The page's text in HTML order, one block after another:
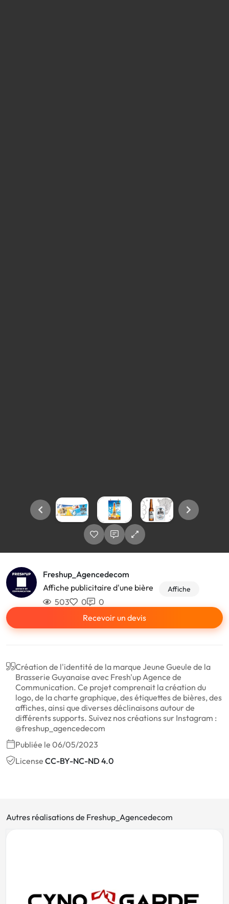
Freshup_Agencedecom
Affiche publicitaire d'une bière
Affiche
503 0
0
Recevoir un devis
Création de l'identité de la marque Jeune Gueule de la
Brasserie Guyanaise avec Fresh'up Agence de
Communication. Ce projet comprenait la création du
logo, de la charte graphique, des étiquettes de bières, des
affiches, ainsi que diverses déclinaisons autour de
différents supports. Suivez nos créations sur Instagram :
@freshup_agencedecom
Publiée le 06/05/2023
License CC-BY-NC-ND 4.0
Autres réalisations de Freshup_Agencedecom